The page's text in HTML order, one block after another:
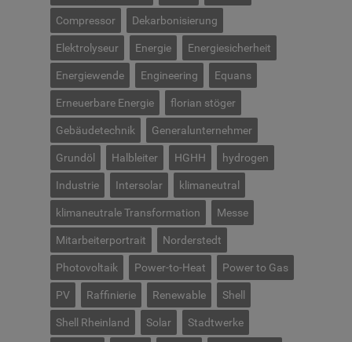
Compressor Dekarbonisierung
Elektrolyseur Energie Energiesicherheit
Energiewende Engineering Equans
Erneuerbare Energie florian stöger
Gebäudetechnik Generalunternehmer
Grundöl Halbleiter HGHH hydrogen
Industrie Intersolar klimaneutral
klimaneutrale Transformation Messe
Mitarbeiterportrait Norderstedt
Photovoltaik Power-to-Heat Power to Gas
PV Raffinierie Renewable Shell
Shell Rheinland Solar Stadtwerke